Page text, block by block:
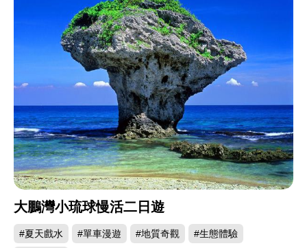
大鵬灣小琉球慢活二日遊
#夏天戲水 #單車漫遊 #地質奇觀 #生態體驗